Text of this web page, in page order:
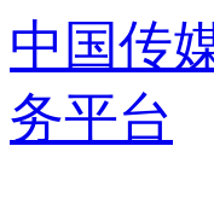
中国传
务平台